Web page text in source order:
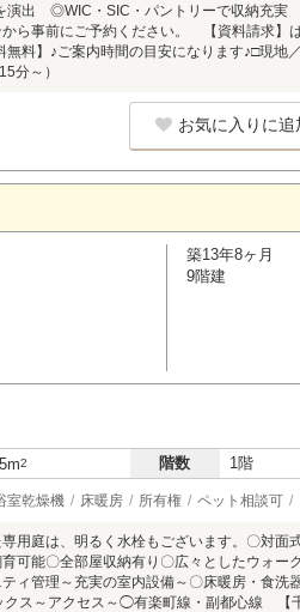
出 ◎WIC・SIC・パントリーで収納充実
から事前にご予約ください。 【資料請求
料】♪ご案内時間の目安になります♪□現地
分～）
お気に入りに追
築13年8ヶ月
9階建
2 階数 1階
室乾燥機 床暖房 所有権 ペット相談可
用庭は、明るく水栓もございます。〇対面
可能〇全部屋収納有り〇広々としたウォー
ィ管理～充実の室内設備～〇床暖房・食洗
クス～アクセス～◯有楽町線・副都心線 【